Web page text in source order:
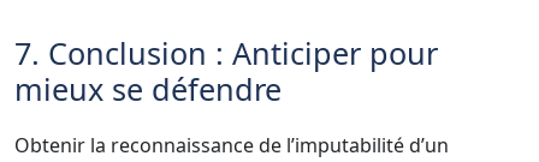
7. Conclusion : Anticiper pour
mieux se défendre
Obtenir la reconnaissance de l’imputabilité d’un